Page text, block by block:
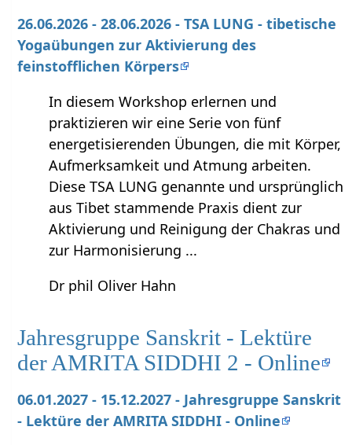
26.06.2026 - 28.06.2026 - TSA LUNG - tibetische
Yogaübungen zur Aktivierung des
feinstofflichen Körpers
In diesem Workshop erlernen und
praktizieren wir eine Serie von fünf
energetisierenden Übungen, die mit Körper,
Aufmerksamkeit und Atmung arbeiten.
Diese TSA LUNG genannte und ursprünglich
aus Tibet stammende Praxis dient zur
Aktivierung und Reinigung der Chakras und
zur Harmonisierung ...
Dr phil Oliver Hahn
Jahresgruppe Sanskrit - Lektüre
der AMRITA SIDDHI 2 - Online
06.01.2027 - 15.12.2027 - Jahresgruppe Sanskrit
- Lektüre der AMRITA SIDDHI - Online